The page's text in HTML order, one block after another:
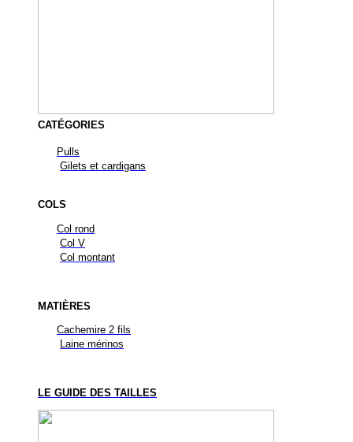
CATÉGORIES
Pulls
Gilets et cardigans
COLS
Col rond
Col V
Col montant
MATIÈRES
Cachemire 2 fils
Laine mérinos
LE GUIDE DES TAILLES